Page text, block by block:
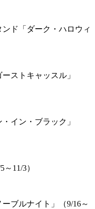
ド「ダーク・ハロウィ
ストキャッスル」
イン・ブラック」
11/3）
ブルナイト」（9/16～